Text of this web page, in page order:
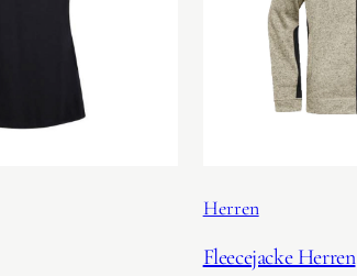
Herren
Fleecejacke Herren